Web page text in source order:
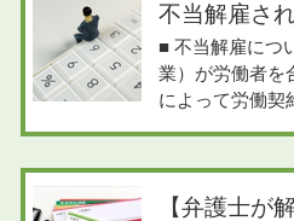
不当解雇さ
■ 不当解雇につ
業）が労働者を
によって労働
【弁護士が